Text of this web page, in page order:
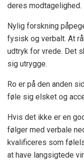
deres modtagelighed.
Nylig forskning
fysisk og verbalt. At
udtryk for vrede. Det
sig utrygge.
Ro er på den anden
føle sig elsket og
Hvis det ikke er en
følger med verbale
kvalificeres som
at have langsigtede